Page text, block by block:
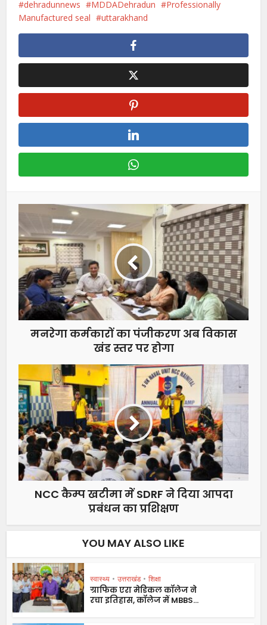
dehradunnews MDDADehradun
Professionally
Manufactured seal
uttarakhand
मनरेगा कर्मकारों का पंजीकरण अब विकास
खंड स्तर पर होगा
NCC कैम्प खटीमा में SDRF ने दिया आपदा
प्रबंधन का प्रशिक्षण
YOU MAY ALSO LIKE
स्वास्थ्य • उत्तराखंड • शिक्षा
ग्राफिक एरा मेडिकल कॉलेज ने
रचा इतिहास, कॉलेज में MBBS...